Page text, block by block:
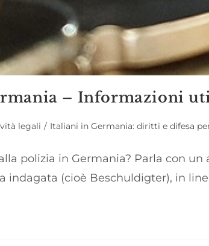
– Informazioni
legali / Italiani in Germania: diritti e difesa
polizia in Germania? Parla con un
indagata (cioè Beschuldigter), in